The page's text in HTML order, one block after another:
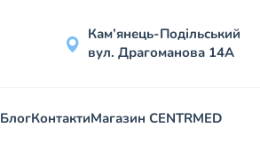
Кам’янець-Подільський
вул. Драгоманова 14А
БлогКонтактиМагазин CENTRMED